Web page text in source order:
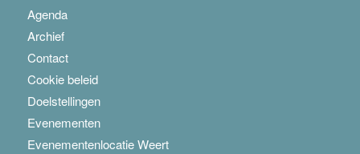
Agenda
Archief
Contact
Cookie beleid
Doelstellingen
Evenementen
Evenementenlocatie Weert